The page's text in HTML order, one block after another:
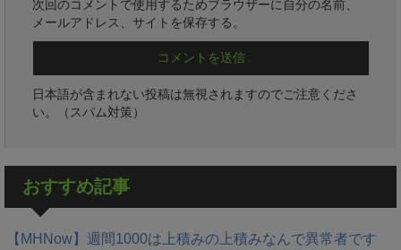
次回のコメントで使用するためブラウザーに自分の名前、
メールアドレス、サイトを保存する。
日本語が含まれない投稿は無視されますのでご注意くださ
い。（スパム対策）
おすすめ記事
【MHNow】週間1000は上積みの上積みなんで異常者です